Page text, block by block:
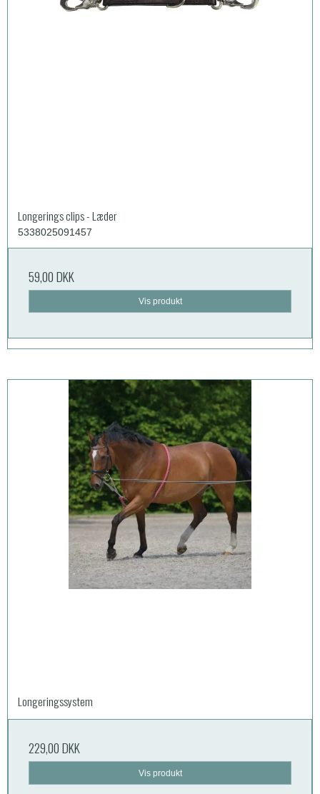
Longerings clips - Læder
5338025091457
59,00 DKK
Vis produkt
Longeringssystem
229,00 DKK
Vis produkt